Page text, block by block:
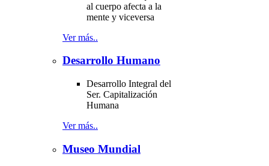
al cuerpo afecta a la
mente y viceversa
Ver más..
Desarrollo Humano
Desarrollo Integral del
Ser. Capitalización
Humana
Ver más..
Museo Mundial